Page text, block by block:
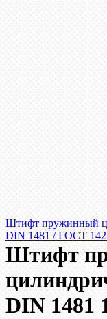
Штифт пружинный
DIN 1481 / ГОСТ
Штифт
DIN 1481